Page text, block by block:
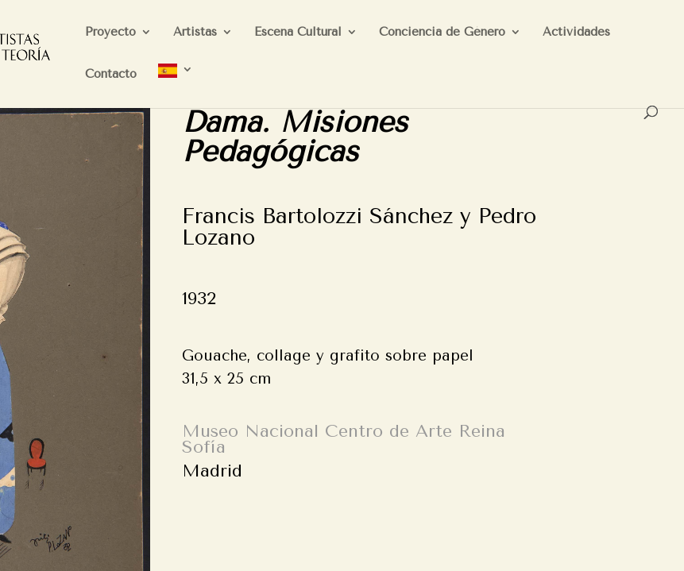
Proyecto Artistas Escena Cultural Conciencia de Género Actividades
Contacto
Dama. Misiones
Pedagógicas
Francis Bartolozzi Sánchez y Pedro
Lozano
1932
Gouache, collage y grafito sobre papel
31,5 x 25 cm
Museo Nacional Centro de Arte Reina
Sofía
Madrid